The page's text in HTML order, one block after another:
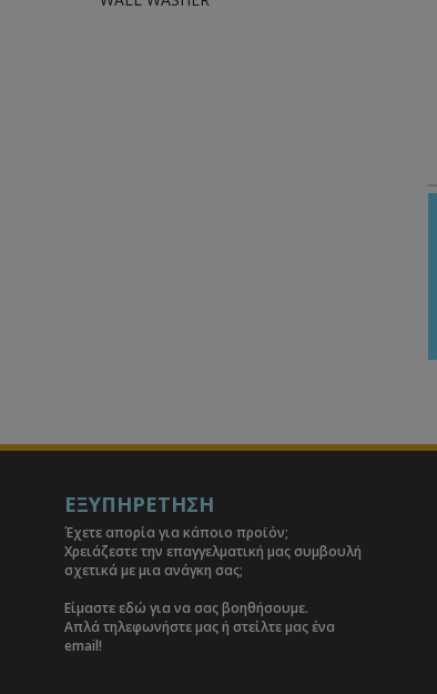
ΕΞΥΠΗΡΕΤΗΣΗ
Έχετε απορία για κάποιο προϊόν;
Χρειάζεστε την επαγγελματική μας συμβουλή
σχετικά με μια ανάγκη σας;
Είμαστε εδώ για να σας βοηθήσουμε.
Απλά τηλεφωνήστε μας ή στείλτε μας ένα
email!